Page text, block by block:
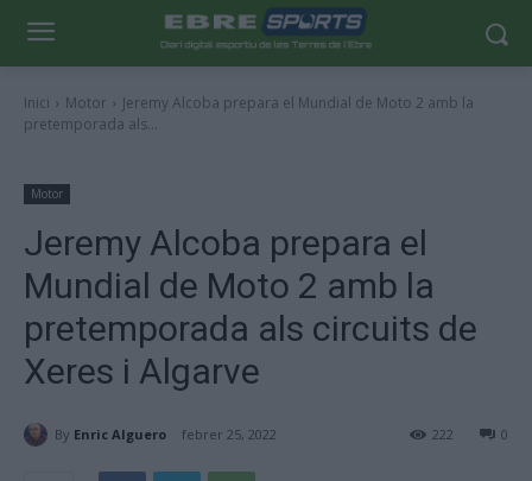
Inici Motor
Jeremy Alcoba prepara el Mundial de Moto 2 amb la
pretemporada als...
Motor
Jeremy Alcoba prepara el
Mundial de Moto 2 amb la
pretemporada als circuits de
Xeres i Algarve
By Enric Alguero febrer 25, 2022 0
222